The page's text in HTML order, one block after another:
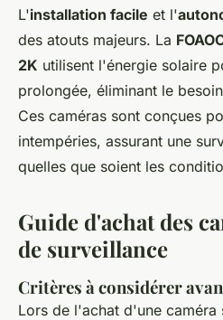
L'installation facile et l'
des atouts majeurs. La
2K utilisent l'énergie solaire
prolongée, éliminant le
Ces caméras sont conçues
intempéries, assurant une
quelles que soient les
Guide d'achat des
de surveillance
Critères à considérer
Lors de l'achat d'une caméra